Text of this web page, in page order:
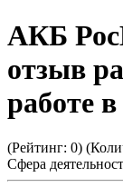
АКБ
отзыв
работе
(Рейтинг: 0)
Сфера